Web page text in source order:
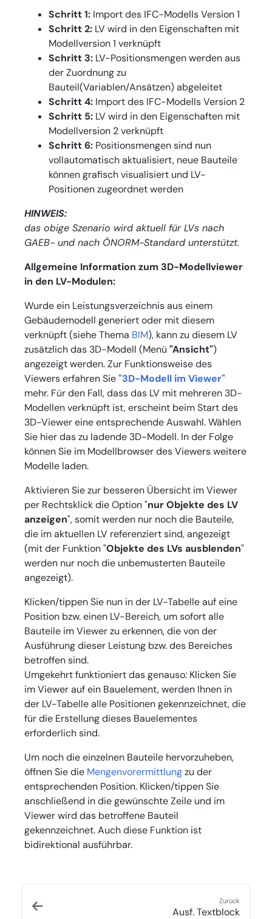
Schritt 1: Import des IFC-Modells Version 1
Schritt 2: LV wird in den Eigenschaften mit
Modellversion 1 verknüpft
Schritt 3: LV-Positionsmengen werden aus
der Zuordnung zu
Bauteil(Variablen/Ansätzen) abgeleitet
Schritt 4: Import des IFC-Modells Version 2
Schritt 5: LV wird in den Eigenschaften mit
Modellversion 2 verknüpft
Schritt 6: Positionsmengen sind nun
vollautomatisch aktualisiert, neue Bauteile
können grafisch visualisiert und LV-
Positionen zugeordnet werden
HINWEIS:
das obige Szenario wird aktuell für LVs nach
GAEB- und nach ÖNORM-Standard unterstützt.
Allgemeine Information zum 3D-Modellviewer
in den LV-Modulen:
Wurde ein Leistungsverzeichnis aus einem
Gebäudemodell generiert oder mit diesem
verknüpft (siehe Thema BIM), kann zu diesem LV
zusätzlich das 3D-Modell (Menü "Ansicht")
angezeigt werden. Zur Funktionsweise des
Viewers erfahren Sie"3D-Modell im Viewer"
mehr. Für den Fall, dass das LV mit mehreren 3D-
Modellen verknüpft ist, erscheint beim Start des
3D-Viewer eine entsprechende Auswahl. Wählen
Sie hier das zu ladende 3D-Modell. In der Folge
können Sie im Modellbrowser des Viewers weitere
Modelle laden.
Aktivieren Sie zur besseren Übersicht im Viewer
per Rechtsklick die Option "nur Objekte des LV
anzeigen", somit werden nur noch die Bauteile,
die im aktuellen LV referenziert sind, angezeigt
(mit der Funktion "Objekte des LVs ausblenden"
werden nur noch die unbemusterten Bauteile
angezeigt).
Klicken/tippen Sie nun in der LV-Tabelle auf eine
Position bzw. einen LV-Bereich, um sofort alle
Bauteile im Viewer zu erkennen, die von der
Ausführung dieser Leistung bzw. des Bereiches
betroffen sind.
Umgekehrt funktioniert das genauso: Klicken Sie
im Viewer auf ein Bauelement, werden Ihnen in
der LV-Tabelle alle Positionen gekennzeichnet, die
für die Erstellung dieses Bauelementes
erforderlich sind.
Um noch die einzelnen Bauteile hervorzuheben,
öffnen Sie die Mengenvorermittlungzu der
entsprechenden Position. Klicken/tippen Sie
anschließend in die gewünschte Zeile und im
Viewer wird das betroffene Bauteil
gekennzeichnet. Auch diese Funktion ist
bidirektional ausführbar.
Zurück
Ausf. Textblock